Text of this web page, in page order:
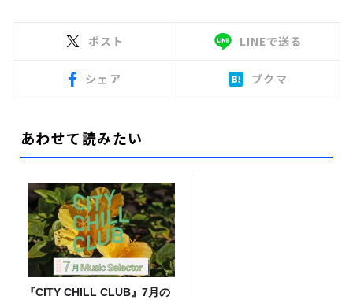
ポスト LINEで送る
シェア ブクマ
あわせて読みたい
『CITY CHILL CLUB』7月の